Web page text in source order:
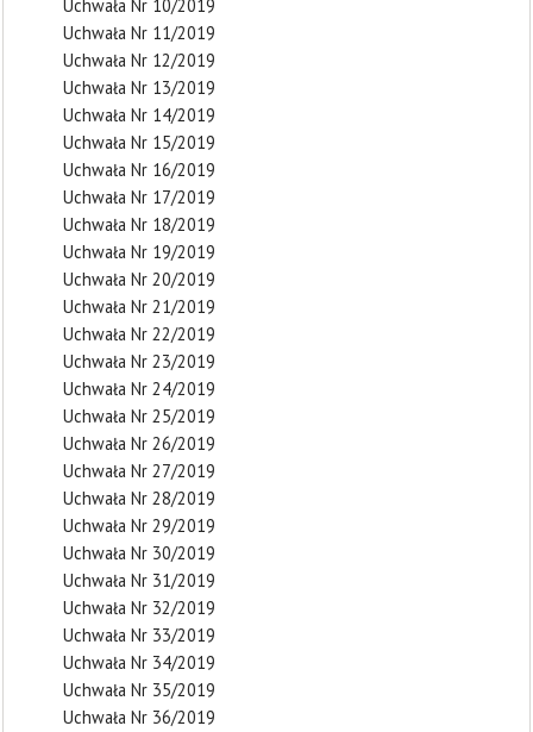
Uchwała Nr 10/2019
Uchwała Nr 11/2019
Uchwała Nr 12/2019
Uchwała Nr 13/2019
Uchwała Nr 14/2019
Uchwała Nr 15/2019
Uchwała Nr 16/2019
Uchwała Nr 17/2019
Uchwała Nr 18/2019
Uchwała Nr 19/2019
Uchwała Nr 20/2019
Uchwała Nr 21/2019
Uchwała Nr 22/2019
Uchwała Nr 23/2019
Uchwała Nr 24/2019
Uchwała Nr 25/2019
Uchwała Nr 26/2019
Uchwała Nr 27/2019
Uchwała Nr 28/2019
Uchwała Nr 29/2019
Uchwała Nr 30/2019
Uchwała Nr 31/2019
Uchwała Nr 32/2019
Uchwała Nr 33/2019
Uchwała Nr 34/2019
Uchwała Nr 35/2019
Uchwała Nr 36/2019